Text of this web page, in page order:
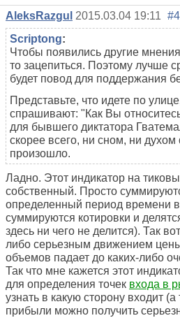
AleksRazgul 2015.03.04 19:11 #4
Scriptong:
Чтобы появились другие
то зацепиться. Поэтому лучше
будет повод для поддержания
Представьте, что идете по
спрашивают: "Как Вы
для бывшего диктатора
скорее всего, ни сном, ни духом
произошло.
Ладно. Этот индикатор на
собственный. Просто
определенный период времени в
суммируются котировки и
здесь ни чего не делится). Так
либо серьезным движением
объемов падает до каких-либо
Так что мне кажется этот
для определения точек входа в
узнать в какую сторону входит
прибыли можно получить